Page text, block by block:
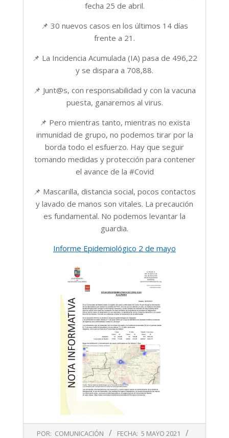
fecha 25 de abril.
📌 30 nuevos casos en los últimos 14 días
frente a 21.
📌 La Incidencia Acumulada (IA) pasa de 496,22
y se dispara a 708,88.
📌 Junt@s, con responsabilidad y con la vacuna
puesta, ganaremos al virus.
📌 Pero mientras tanto, mientras no exista
inmunidad de grupo, no podemos tirar por la
borda todo el esfuerzo. Hay que seguir
tomando medidas y protección para contener
el avance de la #Covid
📌 Mascarilla, distancia social, pocos contactos
y lavado de manos son vitales. La precaución
es fundamental. No podemos levantar la
guardia.
Informe Epidemiológico 2 de mayo
POR: COMUNICACIÓN FECHA: 5 MAYO 2021